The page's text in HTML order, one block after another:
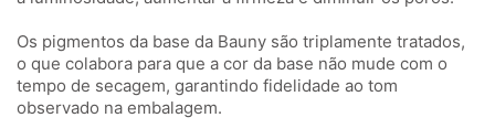
Os pigmentos da base da Bauny são triplamente tratados,
o que colabora para que a cor da base não mude com o
tempo de secagem, garantindo fidelidade ao tom
observado na embalagem.